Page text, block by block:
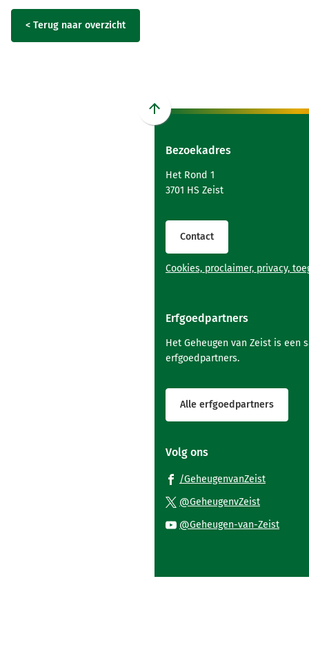
< Terug naar overzicht
Scroll
boven
het
van
paginainhoud
Bezoekadres
Het Rond 1
3701 HS Zeist
Contact
Cookies, proclaimer, privacy,
Erfgoedpartners
Het Geheugen van Zeist is een
erfgoedpartners.
Alle erfgoedpartners
Volg ons
/GeheugenvanZeist(Verwijst
externe
@GeheugenvZeist(Verwijst
naar
@Geheugen-van-Zeist